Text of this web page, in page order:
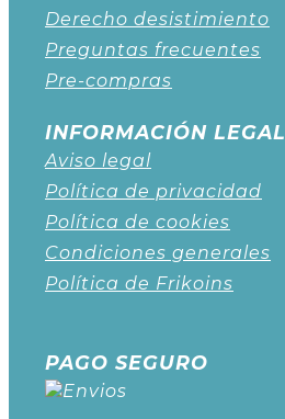
Derecho desistimiento
Preguntas frecuentes
Pre-compras
INFORMACIÓN LEGAL
Aviso legal
Política de privacidad
Política de cookies
Condiciones generales
Política de Frikoins
PAGO SEGURO